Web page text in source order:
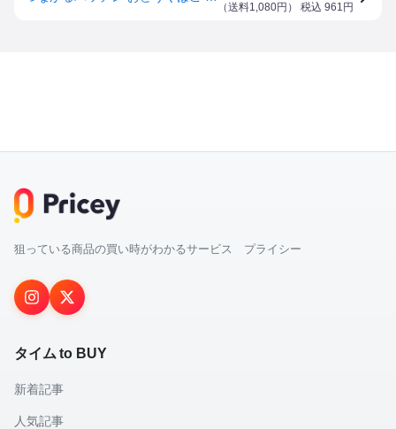
（送料1,080円 ） 税込 961 円
狙っている商品の買い時がわかるサービス プライシー
タイム to BUY
新着記事
人気記事